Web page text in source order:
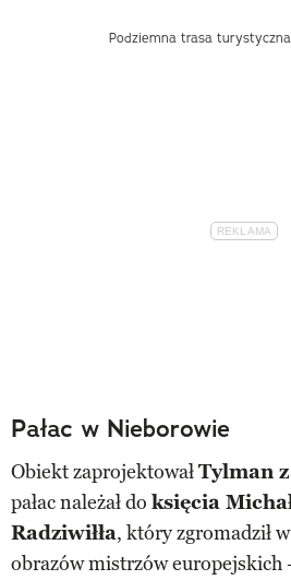
Podziemna trasa
Pałac w Nieborowie
Obiekt zaprojektowałTylman
pałac należał do księcia
Radziwiłła, który zgromadził
obrazów mistrzów europejskich